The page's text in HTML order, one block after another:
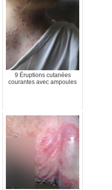
9 Éruptions cutanées
courantes avec ampoules